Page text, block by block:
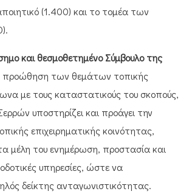
(1.400) και το τομέα των
και θεσμοθετημένο Σύμβουλο της
προώθηση των θεμάτων τοπικής
με τους καταστατικούς του σκοπούς,
υποστηρίζει και προάγει την
επιχειρηματικής κοινότητας,
μέλη του ενημέρωση, προστασία και
υπηρεσίες, ώστε να
δείκτης ανταγωνιστικότητας.